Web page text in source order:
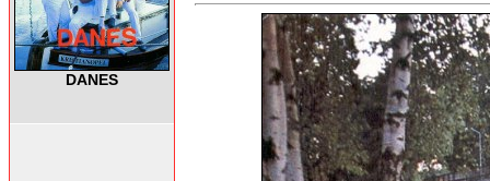
DANES